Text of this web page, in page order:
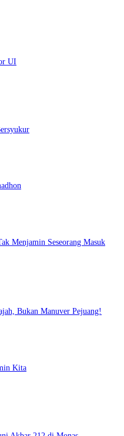
UI
Menjamin Seseorang Masuk
Bukan Manuver Pejuang!
Kita